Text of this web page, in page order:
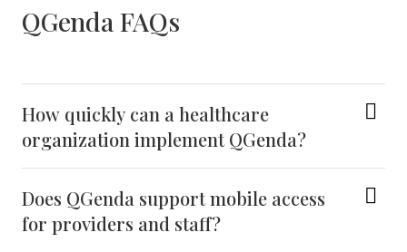
QGenda FAQs
How quickly can a healthcare
organization implement QGenda?
Does QGenda support mobile access
for providers and staff?